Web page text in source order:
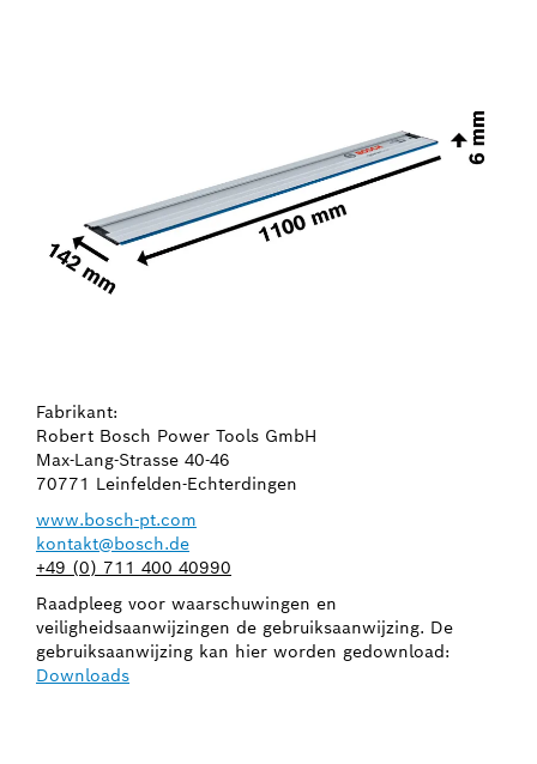
Fabrikant:
Robert Bosch Power Tools GmbH
Max-Lang-Strasse 40-46
70771 Leinfelden-Echterdingen
www.bosch-pt.com
kontakt@bosch.de
+49 (0) 711 400 40990
Raadpleeg voor waarschuwingen en
veiligheidsaanwijzingen de gebruiksaanwijzing. De
gebruiksaanwijzing kan hier worden gedownload:
Downloads